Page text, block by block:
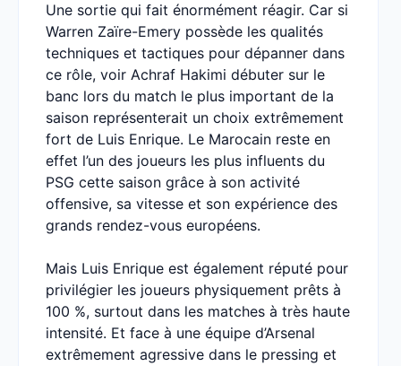
Une sortie qui fait énormément réagir. Car si
Warren Zaïre-Emery possède les qualités
techniques et tactiques pour dépanner dans
ce rôle, voir Achraf Hakimi débuter sur le
banc lors du match le plus important de la
saison représenterait un choix extrêmement
fort de Luis Enrique. Le Marocain reste en
effet l’un des joueurs les plus influents du
PSG cette saison grâce à son activité
offensive, sa vitesse et son expérience des
grands rendez-vous européens.
Mais Luis Enrique est également réputé pour
privilégier les joueurs physiquement prêts à
100 %, surtout dans les matches à très haute
intensité. Et face à une équipe d’Arsenal
extrêmement agressive dans le pressing et